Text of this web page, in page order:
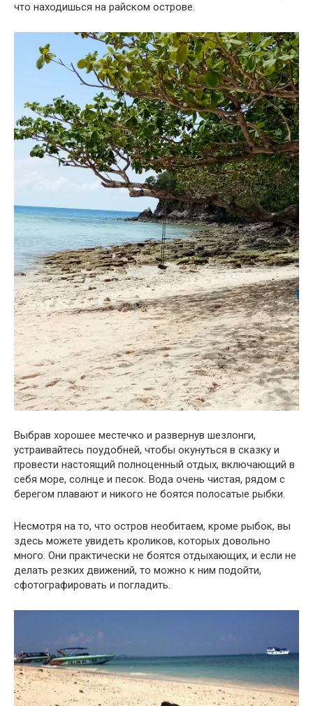
что находишься на райском острове.
Выбрав хорошее местечко и развернув шезлонги,
устраивайтесь поудобней, чтобы окунуться в сказку и
провести настоящий полноценный отдых, включающий в
себя море, солнце и песок. Вода очень чистая, рядом с
берегом плавают и никого не боятся полосатые рыбки.
Несмотря на то, что остров необитаем, кроме рыбок, вы
здесь можете увидеть кроликов, которых довольно
много. Они практически не боятся отдыхающих, и если не
делать резких движений, то можно к ним подойти,
сфотографировать и погладить.